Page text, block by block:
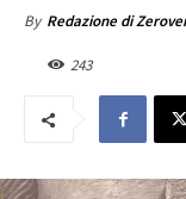
By Redazione di
243